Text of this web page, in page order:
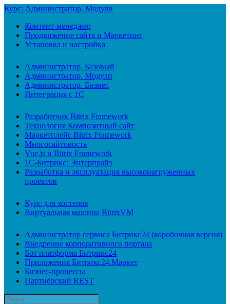
Курс: Администратор. Модули
Контент-менеджер
Продвижение сайта и Маркетинг
Установка и настройка
Администратор. Базовый
Администратор. Модули
Администратор. Бизнес
Интеграция с 1С
Разработчик Bitrix Framework
Технология Композитный сайт
Маркетплейс Bitrix Framework
Многосайтовость
Vue.js и Bitrix Framework
1С-Битрикс: Энтерпрайз
Разработка и эксплуатация высоконагруженных
проектов
Курс для хостеров
Виртуальная машина BitrixVM
Администратор сервиса Битрикс24 (коробочная версия)
Внедрение корпоративного портала
Бот платформа Битрикс24
Приложения Битрикс24.Маркет
Бизнес-процессы
Партнёрский REST